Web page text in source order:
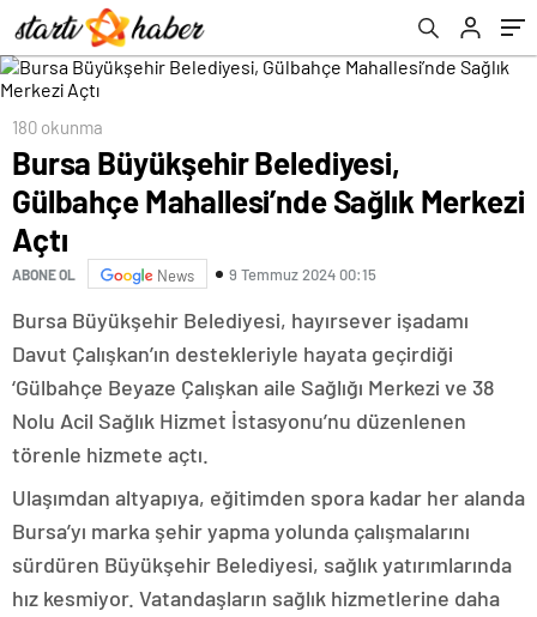
180 okunma
Bursa Büyükşehir Belediyesi,
Gülbahçe Mahallesi’nde Sağlık Merkezi
Açtı
ABONE OL News 9 Temmuz 2024 00:15
Bursa Büyükşehir Belediyesi, hayırsever işadamı
Davut Çalışkan’ın destekleriyle hayata geçirdiği
‘Gülbahçe Beyaze Çalışkan aile Sağlığı Merkezi ve 38
Nolu Acil Sağlık Hizmet İstasyonu’nu düzenlenen
törenle hizmete açtı.
Ulaşımdan altyapıya, eğitimden spora kadar her alanda
Bursa’yı marka şehir yapma yolunda çalışmalarını
sürdüren Büyükşehir Belediyesi, sağlık yatırımlarında
hız kesmiyor. Vatandaşların sağlık hizmetlerine daha